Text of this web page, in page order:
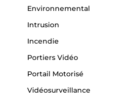
Environnemental
Intrusion
Incendie
Portiers Vidéo
Portail Motorisé
Vidéosurveillance